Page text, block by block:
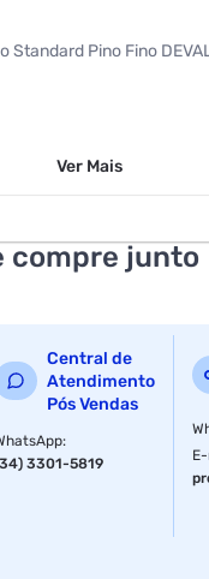
Standard Pino Fino
Ver Mais
compre junto
Central de
Atendimento
Pós Vendas
:
3301-5819